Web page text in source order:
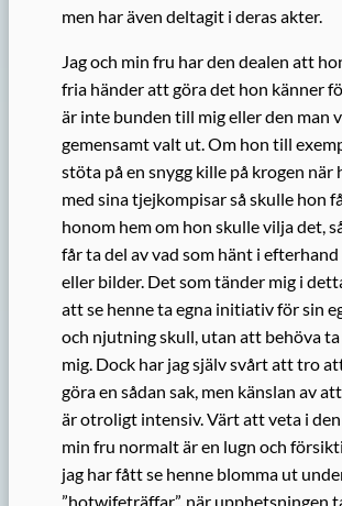
men har även deltagit i deras akter.
Jag och min fru har den dealen att
fria händer att göra det hon känner
är inte bunden till mig eller den man
gemensamt valt ut. Om hon till
stöta på en snygg kille på krogen när
med sina tjejkompisar så skulle hon
honom hem om hon skulle vilja det,
får ta del av vad som hänt i
eller bilder. Det som tänder mig i
att se henne ta egna initiativ för sin
och njutning skull, utan att behöva
mig. Dock har jag själv svårt att tro
göra en sådan sak, men känslan av
är otroligt intensiv. Värt att veta i
min fru normalt är en lugn och
jag har fått se henne blomma ut
”hotwifeträffar”, när upphetsningen